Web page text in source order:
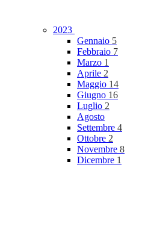
2023
Gennaio 5
Febbraio 7
Marzo 1
Aprile 2
Maggio 14
Giugno 16
Luglio 2
Agosto
Settembre 4
Ottobre 2
Novembre 8
Dicembre 1